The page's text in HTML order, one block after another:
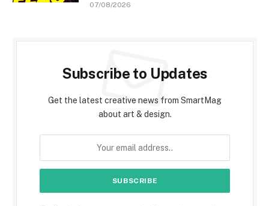
07/08/2026
Subscribe to Updates
Get the latest creative news from SmartMag
about art & design.